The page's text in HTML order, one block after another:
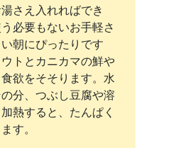
さえ入れればでき
必要もないお手軽さ
朝にぴったりです
トとカニカマの鮮や
欲をそそります。水
分、つぶし豆腐や溶
熱すると、たんぱく
す。